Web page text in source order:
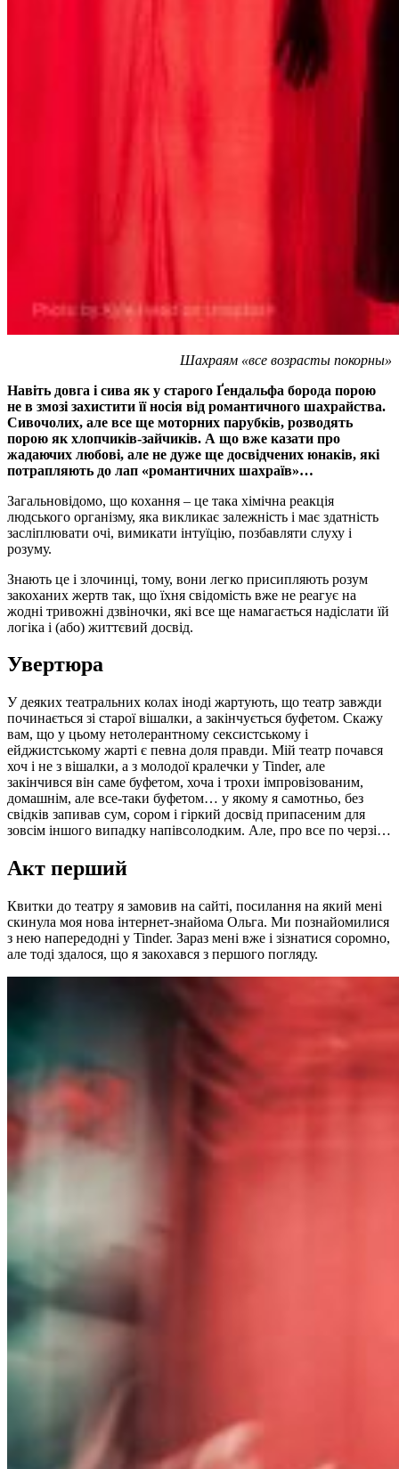
Шахраям «все возрасты покорны»
Навіть довга і сива як у старого Ґендальфа борода порою
не в змозі захистити її носія від романтичного шахрайства.
Сивочолих, але все ще моторних парубків, розводять
порою як хлопчиків-зайчиків. А що вже казати про
жадаючих любові, але не дуже ще досвідчених юнаків, які
потрапляють до лап «романтичних шахраїв»…
Загальновідомо, що кохання – це така хімічна реакція
людського організму, яка викликає залежність і має здатність
засліплювати очі, вимикати інтуїцію, позбавляти слуху і
розуму.
Знають це і злочинці, тому, вони легко присипляють розум
закоханих жертв так, що їхня свідомість вже не реагує на
жодні тривожні дзвіночки, які все ще намагається надіслати їй
логіка і (або) життєвий досвід.
Увертюра
У деяких театральних колах іноді жартують, що театр завжди
починається зі старої вішалки, а закінчується буфетом. Скажу
вам, що у цьому нетолерантному сексистському і
ейджистському жарті є певна доля правди. Мій театр почався
хоч і не з вішалки, а з молодої кралечки у Tinder, але
закінчився він саме буфетом, хоча і трохи імпровізованим,
домашнім, але все-таки буфетом… у якому я самотньо, без
свідків запивав сум, сором і гіркий досвід припасеним для
зовсім іншого випадку напівсолодким. Але, про все по черзі…
Акт перший
Квитки до театру я замовив на сайті, посилання на який мені
скинула моя нова інтернет-знайома Ольга. Ми познайомилися
з нею напередодні у Tinder. Зараз мені вже і зізнатися соромно,
але тоді здалося, що я закохався з першого погляду.